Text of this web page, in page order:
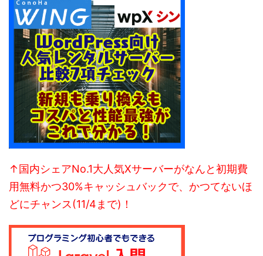
↑国内シェアNo.1大人気Xサーバーがなんと初期費
用無料かつ30%キャッシュバックで、かつてないほ
どにチャンス(11/4まで)！